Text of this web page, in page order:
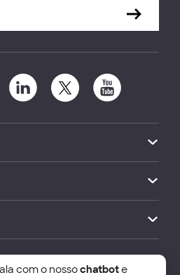
School of Economics and
com o nossochatbote